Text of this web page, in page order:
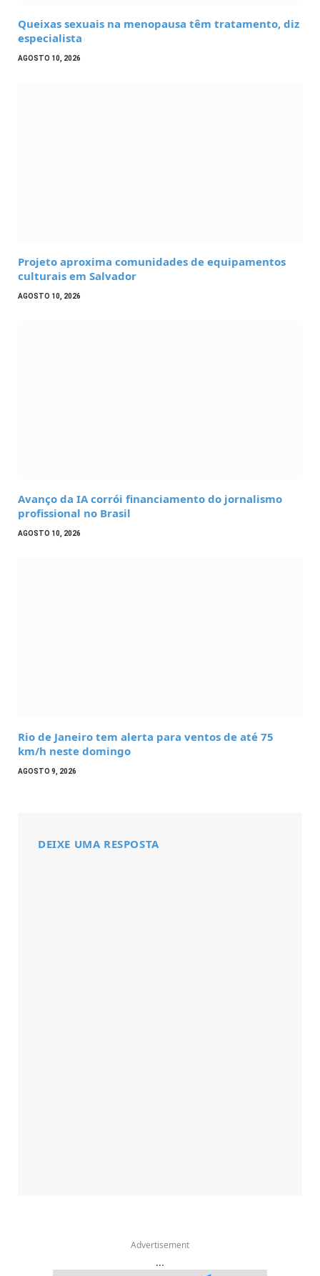
Queixas sexuais na menopausa têm tratamento, diz
especialista
AGOSTO 10, 2026
Projeto aproxima comunidades de equipamentos
culturais em Salvador
AGOSTO 10, 2026
Avanço da IA corrói financiamento do jornalismo
profissional no Brasil
AGOSTO 10, 2026
Rio de Janeiro tem alerta para ventos de até 75
km/h neste domingo
AGOSTO 9, 2026
DEIXE UMA RESPOSTA
Advertisement
...